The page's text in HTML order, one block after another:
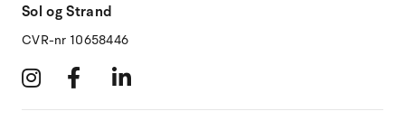
Sol og Strand
CVR-nr 10658446